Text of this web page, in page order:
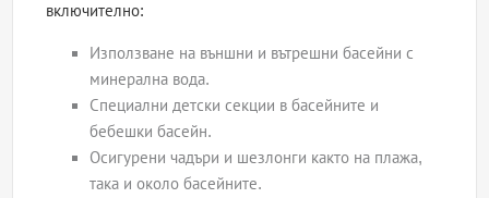
включително:
Използване на външни и вътрешни басейни с
минерална вода.
Специални детски секции в басейните и
бебешки басейн.
Осигурени чадъри и шезлонги както на плажа,
така и около басейните.